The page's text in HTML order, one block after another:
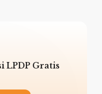
LPDP Gratis